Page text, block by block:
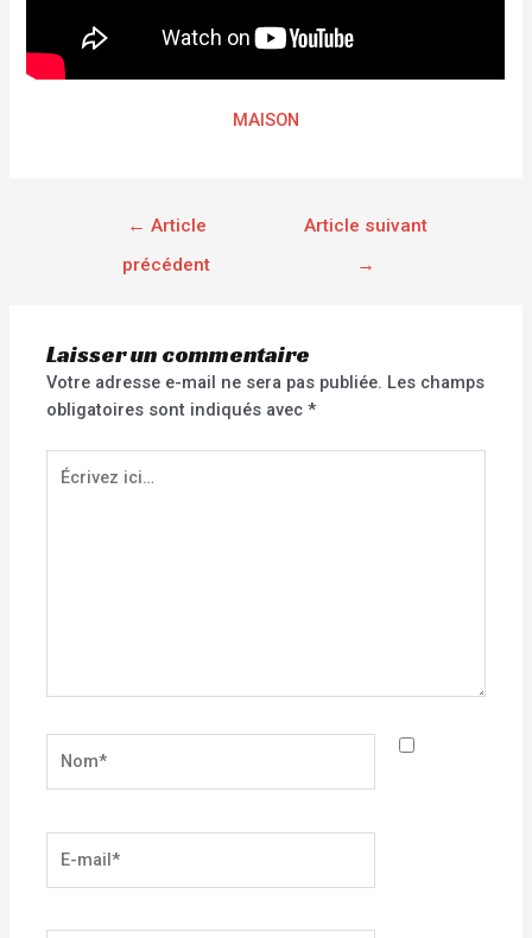
MAISON
← Article
précédent
Article suivant
→
Laisser un commentaire
Votre adresse e-mail ne sera pas publiée. Les champs
obligatoires sont indiqués avec*
Écrivez
ici…
mail*